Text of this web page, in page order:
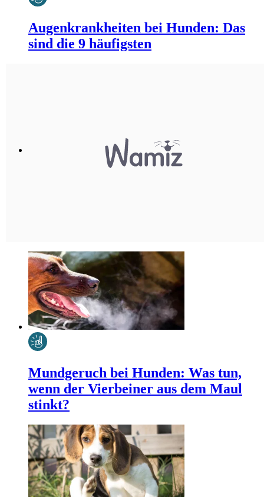
Augenkrankheiten bei Hunden: Das
sind die 9 häufigsten
Mundgeruch bei Hunden: Was tun,
wenn der Vierbeiner aus dem Maul
stinkt?